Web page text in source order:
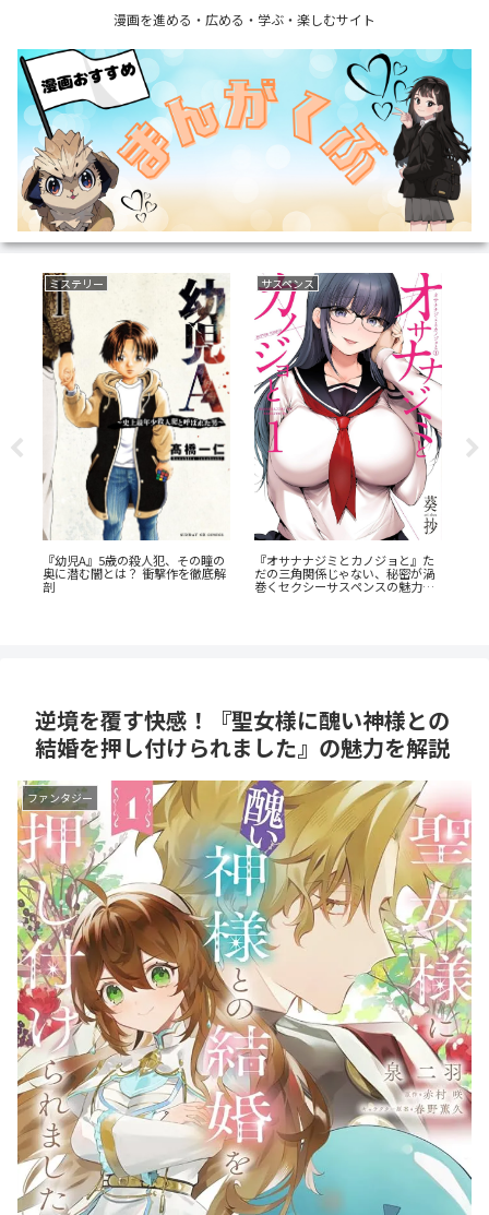
漫画を進める・広める・学ぶ・楽しむサイト
ミステリー
『幼児A』5歳の殺人犯、その瞳の
奥に潜む闇とは？ 衝撃作を徹底解
剖
サスペンス
『オサナナジミとカノジョと』た
だの三角関係じゃない、秘密が渦
巻くセクシーサスペンスの魅力と
逆境を覆す快感！『聖女様に醜い神様との
結婚を押し付けられました』の魅力を解説
ファンタジー